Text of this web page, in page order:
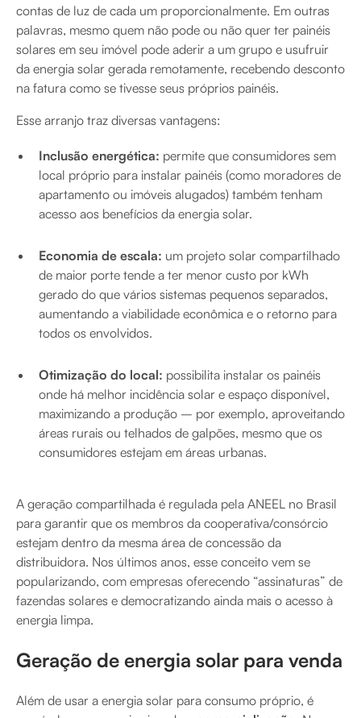
contas de luz de cada um proporcionalmente. Em outras
palavras, mesmo quem não pode ou não quer ter painéis
solares em seu imóvel pode aderir a um grupo e usufruir
da energia solar gerada remotamente, recebendo desconto
na fatura como se tivesse seus próprios painéis.
Esse arranjo traz diversas vantagens:
Inclusão energética: permite que consumidores sem
local próprio para instalar painéis (como moradores de
apartamento ou imóveis alugados) também tenham
acesso aos benefícios da energia solar.
Economia de escala: um projeto solar compartilhado
de maior porte tende a ter menor custo por kWh
gerado do que vários sistemas pequenos separados,
aumentando a viabilidade econômica e o retorno para
todos os envolvidos.
Otimização do local: possibilita instalar os painéis
onde há melhor incidência solar e espaço disponível,
maximizando a produção – por exemplo, aproveitando
áreas rurais ou telhados de galpões, mesmo que os
consumidores estejam em áreas urbanas.
A geração compartilhada é regulada pela ANEEL no Brasil
para garantir que os membros da cooperativa/consórcio
estejam dentro da mesma área de concessão da
distribuidora. Nos últimos anos, esse conceito vem se
popularizando, com empresas oferecendo “assinaturas” de
fazendas solares e democratizando ainda mais o acesso à
energia limpa.
Geração de energia solar para venda
Além de usar a energia solar para consumo próprio, é